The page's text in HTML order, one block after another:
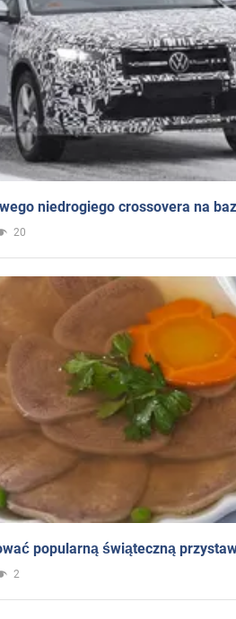
niedrogiego crossovera na
20
popularną świąteczną
2